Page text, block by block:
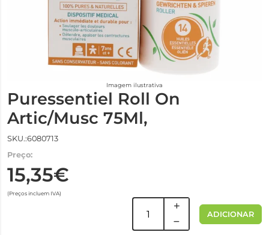
Imagem ilustrativa
Puressentiel Roll On
Artic/Musc 75Ml,
SKU.:6080713
Preço:
15,35€
(Preços incluem IVA)
ADICIONAR